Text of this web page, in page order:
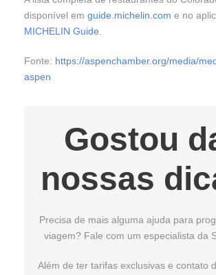
disponível em guide.michelin.com e no
MICHELIN Guide
Fonte: https://aspenchamber.org/media/
aspen
Gostou
nossas
Precisa de mais alguma ajuda para
viagem? Fale com um especialista da
Além de ter tarifas exclusivas e contato